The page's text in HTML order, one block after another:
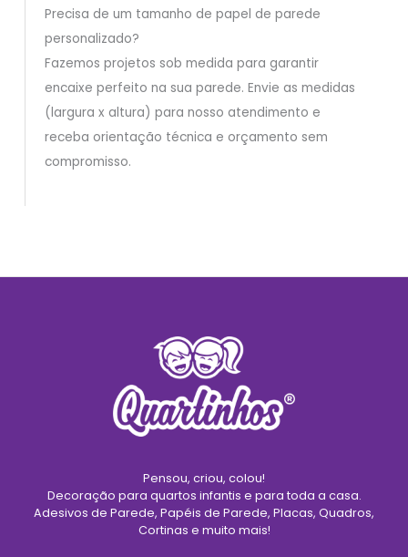
Precisa de um tamanho de papel de parede
personalizado?
Fazemos projetos sob medida para garantir
encaixe perfeito na sua parede. Envie as medidas
(largura x altura) para nosso atendimento e
receba orientação técnica e orçamento sem
compromisso.
Pensou, criou, colou!
Decoração para quartos infantis e para toda a casa.
Adesivos de Parede, Papéis de Parede, Placas, Quadros,
Cortinas e muito mais!